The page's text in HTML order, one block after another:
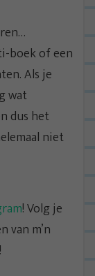
boek of een
Als je
wat
dus het
niet
! Volg je
van m’n